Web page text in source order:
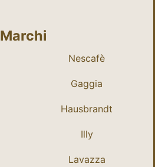
Marchi
Nescafè
Gaggia
Hausbrandt
Illy
Lavazza